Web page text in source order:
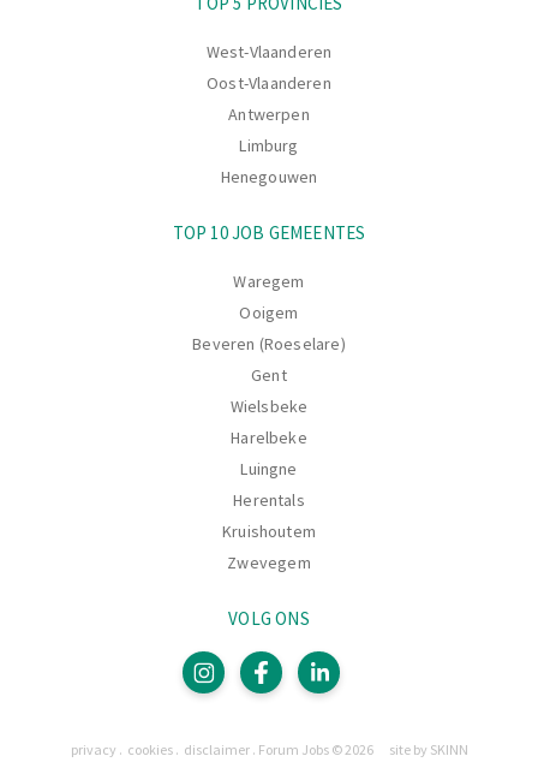
West-Vlaanderen
Oost-Vlaanderen
Antwerpen
Limburg
Henegouwen
TOP 10 JOB GEMEENTES
Waregem
Ooigem
Beveren (Roeselare)
Gent
Wielsbeke
Harelbeke
Luingne
Herentals
Kruishoutem
Zwevegem
VOLG ONS
Pagina's
privacy cookies disclaimer Forum Jobs © 2026 site by SKINN